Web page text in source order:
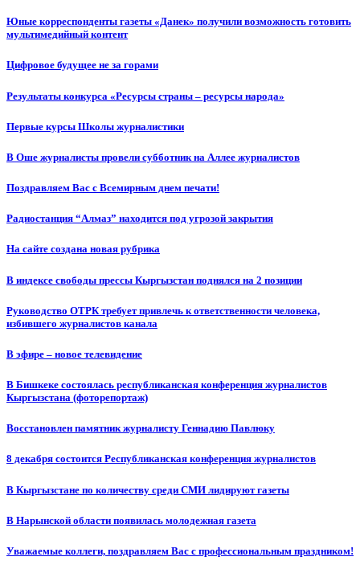
Юные корреспонденты газеты «Данек» получили возможность готовить
мультимедийный контент
Цифровое будущее не за горами
Результаты конкурса «Ресурсы страны – ресурсы народа»
Первые курсы Школы журналистики
В Оше журналисты провели субботник на Аллее журналистов
Поздравляем Вас с Всемирным днем печати!
Радиостанция “Алмаз” находится под угрозой закрытия
На сайте создана новая рубрика
В индексе свободы прессы Кыргызстан поднялся на 2 позиции
Руководство ОТРК требует привлечь к ответственности человека,
избившего журналистов канала
В эфире – новое телевидение
В Бишкеке состоялась республиканская конференция журналистов
Кыргызстана (фоторепортаж)
Восстановлен памятник журналисту Геннадию Павлюку
8 декабря состоится Республиканская конференция журналистов
В Кыргызстане по количеству среди СМИ лидируют газеты
В Нарынской области появилась молодежная газета
Уважаемые коллеги, поздравляем Вас с профессиональным праздником!